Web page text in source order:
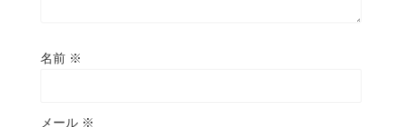
名前 ※
メール ※